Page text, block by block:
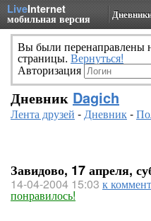
LiveInternet
мобильная версия
Вы были перенаправлены
страницы. Вернуться!
Авторизация
Дневник Dagich
Лента друзей -Дневник-
Завидово, 17 апреля,
14-04-2004 15:03 к
понравилось!